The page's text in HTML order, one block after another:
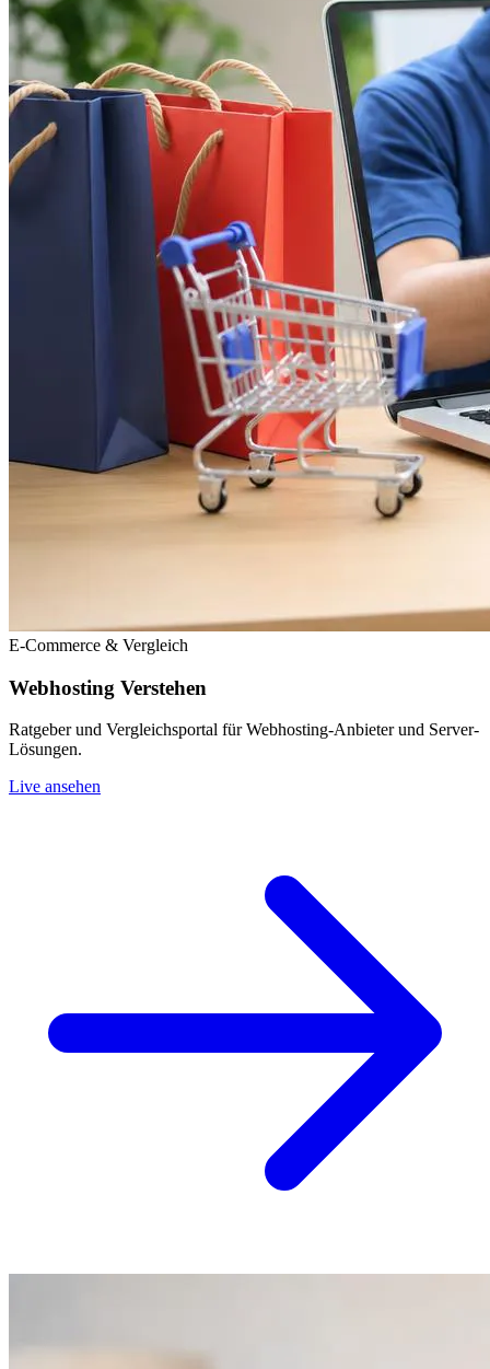
E-Commerce & Vergleich
Webhosting Verstehen
Ratgeber und Vergleichsportal für Webhosting-Anbieter und Server-
Lösungen.
Live ansehen